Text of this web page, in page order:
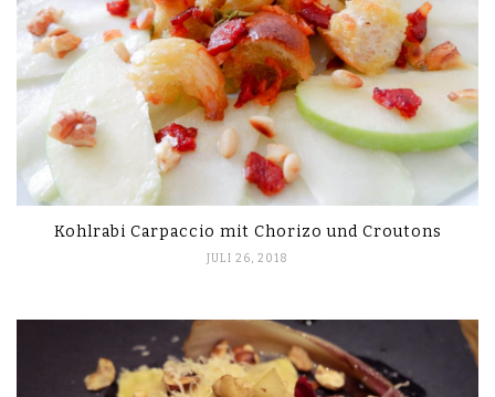
Kohlrabi Carpaccio mit Chorizo und Croutons
JULI 26, 2018